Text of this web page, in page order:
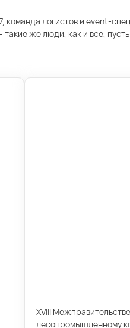
логистов и event-
же люди, как и все,
XVIII
лесопромышленному